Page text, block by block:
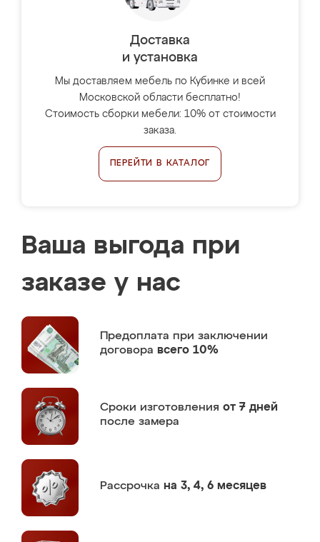
Доставка
и установка
Мы доставляем мебель по Кубинке и всей
Московской области бесплатно!
Стоимость сборки мебели: 10% от стоимости
заказа.
ПЕРЕЙТИ В КАТАЛОГ
Ваша выгода при
заказе у нас
Предоплата при заключении
договора всего 10%
Сроки изготовления от 7 дней
после замера
Рассрочка на 3, 4, 6 месяцев